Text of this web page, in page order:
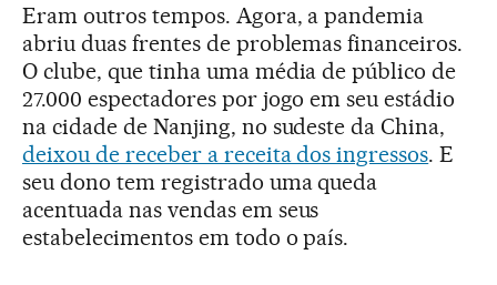
Eram outros tempos. Agora, a pandemia
abriu duas frentes de problemas financeiros.
O clube, que tinha uma média de público de
27.000 espectadores por jogo em seu estádio
na cidade de Nanjing, no sudeste da China,
deixou de receber a receita dos ingressos. E
seu dono tem registrado uma queda
acentuada nas vendas em seus
estabelecimentos em todo o país.